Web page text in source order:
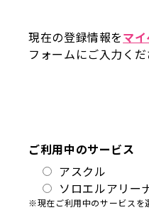
現在の登録情報をマ
フォームにご入力くだ
ご利用中のサービス
アスクル
ソロエルアリー
※現在ご利用中のサービスを